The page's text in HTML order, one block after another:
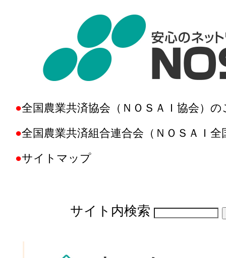
●全国農業共済協会（ＮＯＳＡＩ協会）の
●全国農業共済組合連合会（ＮＯＳＡＩ
●サイトマップ
サイト内検索